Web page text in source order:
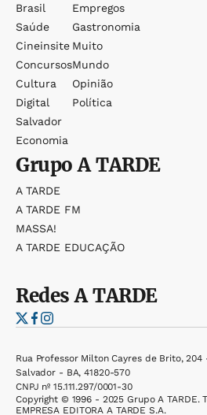
Brasil
Saúde
Cineinsite
Concursos
Cultura
Digital
Salvador
Economia
Empregos
Gastronomia
Muito
Mundo
Opinião
Política
GrupoA TARDE
A TARDE
A TARDE FM
MASSA!
A TARDE EDUCAÇÃO
RedesA TARDE
Rua Professor Milton Cayres de Brito, 204
Salvador - BA, 41820-570
CNPJ nº 15.111.297/0001-30
Copyright © 1996 - 2025 Grupo A TARDE.
EMPRESA EDITORA A TARDE S.A.